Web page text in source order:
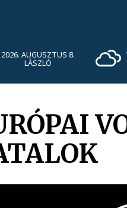
2026. AUGUSZTUS 8.
LÁSZLÓ